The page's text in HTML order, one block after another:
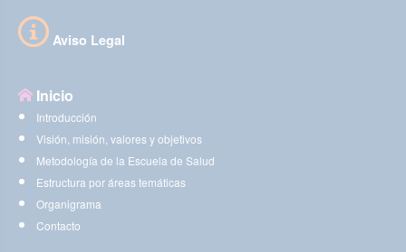
Aviso Legal
Inicio
Introducción
Visión, misión, valores y objetivos
Metodología de la Escuela de Salud
Estructura por áreas temáticas
Organigrama
Contacto